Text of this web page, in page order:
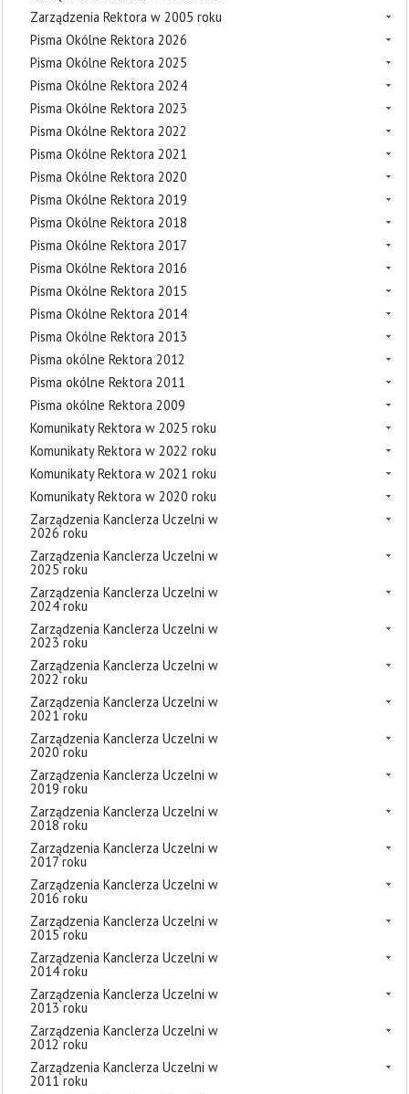
Zarządzenia Rektora w 2005 roku
Pisma Okólne Rektora 2026
Pisma Okólne Rektora 2025
Pisma Okólne Rektora 2024
Pisma Okólne Rektora 2023
Pisma Okólne Rektora 2022
Pisma Okólne Rektora 2021
Pisma Okólne Rektora 2020
Pisma Okólne Rektora 2019
Pisma Okólne Rektora 2018
Pisma Okólne Rektora 2017
Pisma Okólne Rektora 2016
Pisma Okólne Rektora 2015
Pisma Okólne Rektora 2014
Pisma Okólne Rektora 2013
Pisma okólne Rektora 2012
Pisma okólne Rektora 2011
Pisma okólne Rektora 2009
Komunikaty Rektora w 2025 roku
Komunikaty Rektora w 2022 roku
Komunikaty Rektora w 2021 roku
Komunikaty Rektora w 2020 roku
Zarządzenia Kanclerza Uczelni w
2026 roku
Zarządzenia Kanclerza Uczelni w
2025 roku
Zarządzenia Kanclerza Uczelni w
2024 roku
Zarządzenia Kanclerza Uczelni w
2023 roku
Zarządzenia Kanclerza Uczelni w
2022 roku
Zarządzenia Kanclerza Uczelni w
2021 roku
Zarządzenia Kanclerza Uczelni w
2020 roku
Zarządzenia Kanclerza Uczelni w
2019 roku
Zarządzenia Kanclerza Uczelni w
2018 roku
Zarządzenia Kanclerza Uczelni w
2017 roku
Zarządzenia Kanclerza Uczelni w
2016 roku
Zarządzenia Kanclerza Uczelni w
2015 roku
Zarządzenia Kanclerza Uczelni w
2014 roku
Zarządzenia Kanclerza Uczelni w
2013 roku
Zarządzenia Kanclerza Uczelni w
2012 roku
Zarządzenia Kanclerza Uczelni w
2011 roku